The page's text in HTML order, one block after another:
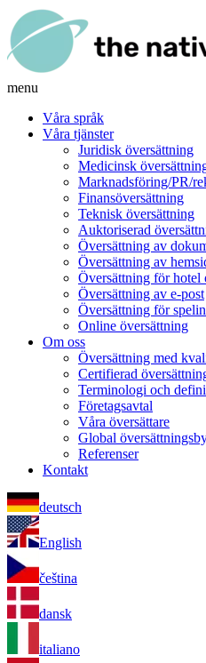
menu
Våra språk
Våra tjänster
Juridisk översättning
Medicinsk
Marknadsföring/PR/
Finansöversättning
Teknisk översättning
Auktoriserad
Översättning av
Översättning av
Översättning för hotel
Översättning av e-post
Översättning för
Online översättning
Om oss
Översättning med
Certifierad
Terminologi och
Företagsavtal
Våra översättare
Global
Referenser
Kontakt
deutsch
English
čeština
dansk
italiano